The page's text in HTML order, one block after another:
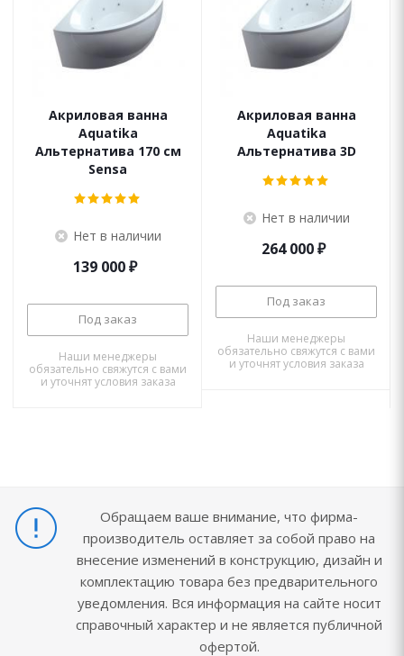
Акриловая ванна
Aquatika
Альтернатива 170 см
Sensa
Нет в наличии
139 000₽
Под заказ
Наши менеджеры
обязательно свяжутся с вами
и уточнят условия заказа
Акриловая ванна
Aquatika
Альтернатива 3D
Нет в наличии
264 000₽
Под заказ
Наши менеджеры
обязательно свяжутся с вами
и уточнят условия заказа
Обращаем ваше внимание, что фирма-
производитель оставляет за собой право на
внесение изменений в конструкцию, дизайн и
комплектацию товара без предварительного
уведомления. Вся информация на сайте носит
справочный характер и не является публичной
офертой.